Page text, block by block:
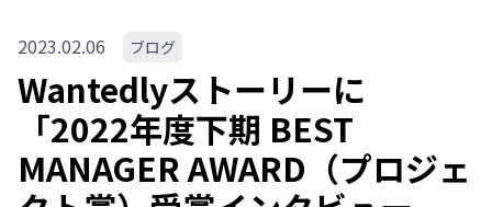
2023.02.06 ブログ
Wantedlyストーリーに
「2022年度下期 BEST
MANAGER AWARD（プロジェ